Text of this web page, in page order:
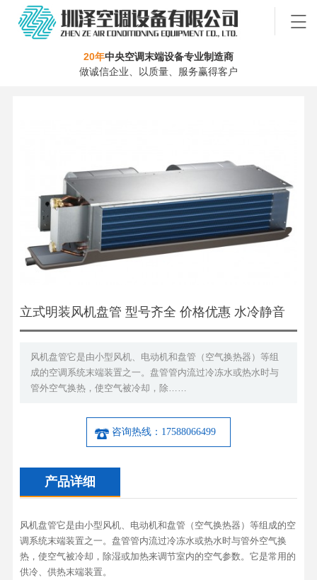
20年中央空调末端设备专业制造商
做诚信企业、以质量、服务赢得客户
立式明装风机盘管 型号齐全 价格优惠 水冷静音
风机盘管它是由小型风机、电动机和盘管（空气换热器）等组
成的空调系统末端装置之一。盘管管内流过冷冻水或热水时与
管外空气换热，使空气被冷却，除……
咨询热线：17588066499
产品详细
风机盘管它是由小型风机、电动机和盘管（空气换热器）等组成的空
调系统末端装置之一。盘管管内流过冷冻水或热水时与管外空气换
热，使空气被冷却，除湿或加热来调节室内的空气参数。它是常用的
供冷、供热末端装置。